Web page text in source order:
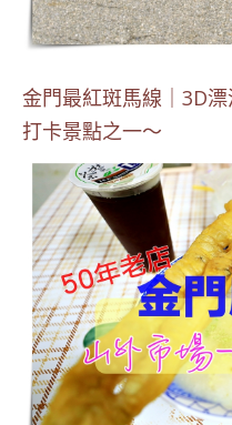
金門最紅斑馬線｜3D
打卡景點之一～